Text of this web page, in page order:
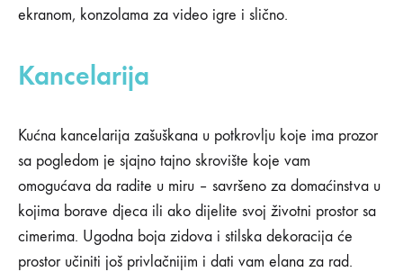
ekranom, konzolama za video igre i slično.
Kancelarija
Kućna kancelarija zašuškana u potkrovlju koje ima prozor
sa pogledom je sjajno tajno skrovište koje vam
omogućava da radite u miru – savršeno za domaćinstva u
kojima borave djeca ili ako dijelite svoj životni prostor sa
cimerima. Ugodna boja zidova i stilska dekoracija će
prostor učiniti još privlačnijim i dati vam elana za rad.